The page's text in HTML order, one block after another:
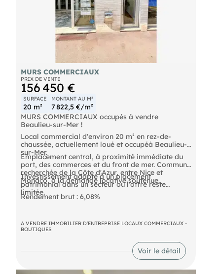
Honoraires 6% à la charge du vendeur
Properties Cannes
MURS COMMERCIAUX
PRIX DE VENTE
156 450 €
SURFACE
20 m²
MONTANT AU M²
7 822,5 €/m²
MURS COMMERCIAUX occupés à vendre
Beaulieu-sur-Mer !
Local commercial d'environ 20 m² en rez-de-
chaussée, actuellement loué et occupéà Beaulieu-
sur-Mer.
Emplacement central, à proximité immédiate du
port, des commerces et du front de mer. Commune
recherchée de la Côte d'Azur, entre Nice et
Monaco, à la demande locative soutenue.
Investissement adapté à un placement
patrimonial dans un secteur où l'offre reste
limitée.
Rendement brut : 6,08%
A VENDRE IMMOBILIER D'ENTREPRISE LOCAUX COMMERCIAUX -
BOUTIQUES
Voir le détail